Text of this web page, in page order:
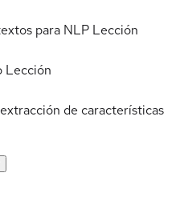
para NLP Lección
Lección
de características